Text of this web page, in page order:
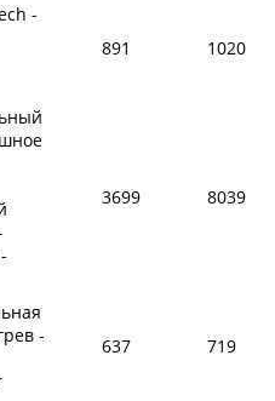
-
891 1020
3699 8039
-
637 719